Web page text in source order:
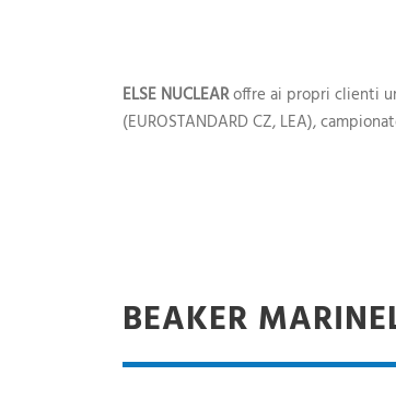
ELSE NUCLEARoffre ai propri clienti
(EUROSTANDARD CZ, LEA),
BEAKER